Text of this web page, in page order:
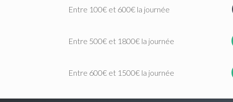
Entre 100€ et 600€ la journée
Entre 500€ et 1800€ la journée
Entre 600€ et 1500€ la journée